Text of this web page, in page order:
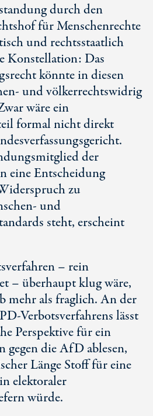
durch den
für Menschenrechte
und rechtsstaatlich
Konstellation: Das
könnte in diesen
und völkerrechtswidrig
wäre ein
formal nicht direkt
der
eine Entscheidung
zu
und
steht, erscheint
– rein
– überhaupt klug wäre,
mehr als fraglich. An der
Verbotsverfahrens lässt
Perspektive für ein
gegen die AfD ablesen,
Länge Stoff für eine
elektoraler
würde.